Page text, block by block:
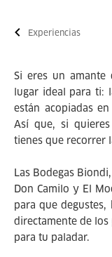
Experiencias
Si eres un
lugar ideal para ti:
están acopiadas
Así que, si
tienes que recorrer
Las Bodegas
Don Camilo y El
para que
directamente de
para tu paladar.